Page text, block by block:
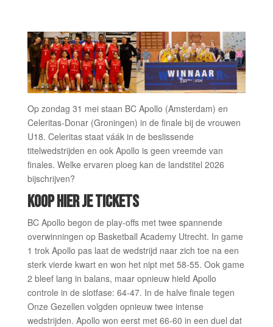
Op zondag 31 mei staan BC Apollo (Amsterdam) en
Celeritas-Donar (Groningen) in de finale bij de vrouwen
U18. Celeritas staat váák in de beslissende
titelwedstrijden en ook Apollo is geen vreemde van
finales. Welke ervaren ploeg kan de landstitel 2026
bijschrijven?
KOOP HIER JE TICKETS
BC Apollo begon de play-offs met twee spannende
overwinningen op Basketball Academy Utrecht. In game
1 trok Apollo pas laat de wedstrijd naar zich toe na een
sterk vierde kwart en won het nipt met 58-55. Ook game
2 bleef lang in balans, maar opnieuw hield Apollo
controle in de slotfase: 64-47. In de halve finale tegen
Onze Gezellen volgden opnieuw twee intense
wedstrijden. Apollo won eerst met 66-60 in een duel dat